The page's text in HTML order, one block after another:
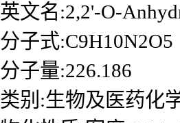
英文名:2,2'-O-
分子式:C9H10N2O5
分子量:226.186
类别:生物及医药化